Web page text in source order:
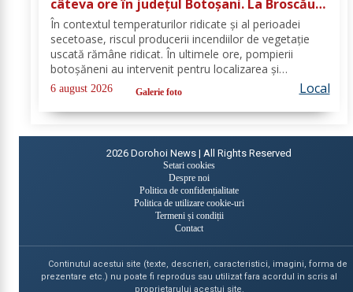
câteva ore în județul Botoșani. La Broscăuți
a ars un hectar de vegetație
În contextul temperaturilor ridicate și al perioadei
secetoase, riscul producerii incendiilor de vegetație
uscată rămâne ridicat. În ultimele ore, pompierii
botoșăneni au intervenit pentru localizarea și
lichidarea a patru incendii de vegetație uscată,
produse în următoarele localități: Broscăuți –...
6 august 2026 Galerie foto Local
2026 Dorohoi News | All Rights Reserved
Setari cookies
Despre noi
Politica de confidențialitate
Politica de utilizare cookie-uri
Termeni și condiții
Contact
Continutul acestui site (texte, descrieri, caracteristici, imagini, forma de
prezentare etc.) nu poate fi reprodus sau utilizat fara acordul in scris al
proprietarului acestui site.